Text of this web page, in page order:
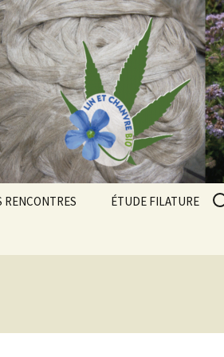
Résultats des essais 2023
RENCONTRES ÉTUDE FILATURE